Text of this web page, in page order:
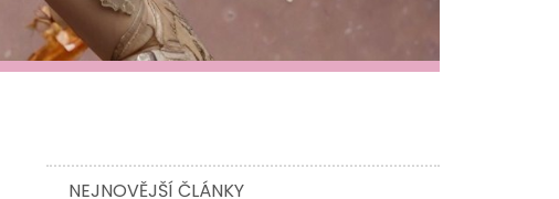
NEJNOVĚJŠÍ ČLÁNKY